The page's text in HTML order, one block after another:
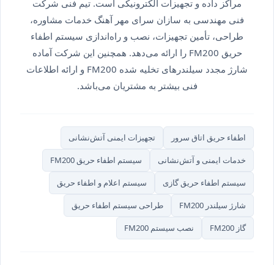
مراکز داده و تجهیزات الکترونیکی است. تیم فنی شرکت
فنی مهندسی به سازان سرای مهر آهنگ خدمات مشاوره،
طراحی، تأمین تجهیزات، نصب و راه‌اندازی سیستم اطفاء
حریق FM200 را ارائه می‌دهد. همچنین این شرکت آماده
شارژ مجدد سیلندرهای تخلیه شده FM200 و ارائه اطلاعات
فنی بیشتر به مشتریان می‌باشد.
اطفاء حریق اتاق سرور تجهیزات ایمنی آتش‌نشانی
خدمات ایمنی و آتش‌نشانی سیستم اطفاء حریق FM200
سیستم اطفاء حریق گازی سیستم اعلام و اطفاء حریق
شارژ سیلندر FM200 طراحی سیستم اطفاء حریق
گاز FM200 نصب سیستم FM200